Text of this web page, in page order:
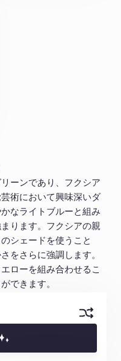
ーンであり、フクシア
術において興味深いダ
なライトブルーと組み
ります。フクシアの親
シェードを使うこと
をさらに強調します。
ローを組み合わせるこ
できます。